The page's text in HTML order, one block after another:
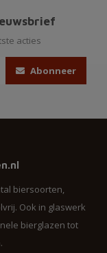
acties
Abonneer
biersoorten,
Ook in glaswerk
bierglazen tot